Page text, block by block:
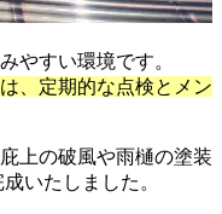
やすい環境です。
、定期的な点検とメン
上の破風や雨樋の塗装
いたしました。